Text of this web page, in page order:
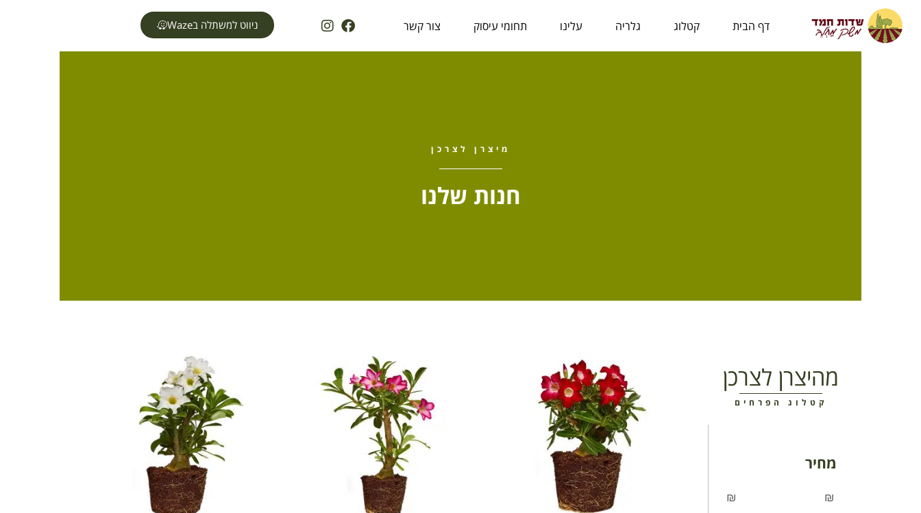
לתוכן
דף הבית קטלוג גלריה עלינו תחומי עיסוק צור קשר ניווט למשתלה בWaze
מיצרן לצרכן
חנות שלנו
מהיצרן לצרכן
קטלוג הפרחים
מחיר
₪ ₪